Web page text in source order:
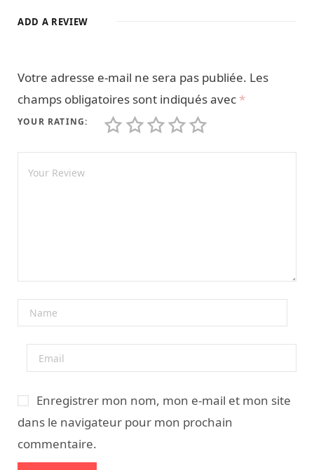
ADD A REVIEW
Votre adresse e-mail ne sera pas publiée. Les
champs obligatoires sont indiqués avec *
YOUR RATING:
Enregistrer mon nom, mon e-mail et mon site
dans le navigateur pour mon prochain
commentaire.